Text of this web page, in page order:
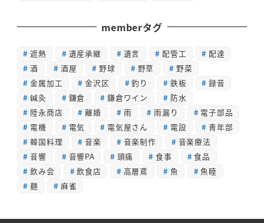
memberタグ
遮熱 遺産承継 遺言 配管工
配達
酒
酒屋 野球 野草
野菜
金属加工
金沢区 釣り 鉄板
録音
鍼灸
鎌倉 鎌倉ワイン
防水
陸永商店
離婚 雨 雨漏り
電子部品
電機
電気 電気屋さん 電設
青年部
韓国料理
音楽 音楽制作
音楽療法
音響
音響PA 頭痛 食事
食品
飲み会
飲食店 高層鳶 魚
魚睦
麺
麻雀